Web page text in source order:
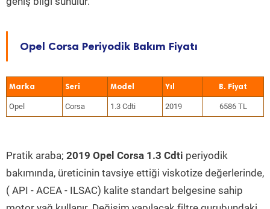
Opel Corsa Periyodik Bakım Fiyatı
Marka Seri Model Yıl
Opel Corsa 1.3 Cdti 2019 6586 TL
Pratik araba; 2019 Opel Corsa 1.3 Cdti periyodik
bakımında, üreticinin tavsiye ettiği viskotize değerlerinde,
( API - ACEA - ILSAC) kalite standart belgesine sahip